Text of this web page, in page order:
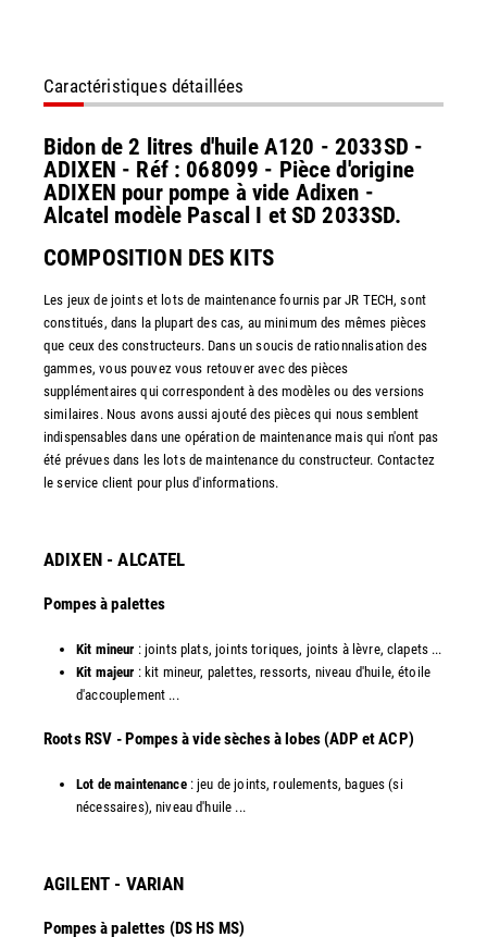
Caractéristiques détaillées
Bidon de 2 litres d'huile A120 - 2033SD -
ADIXEN - Réf : 068099 - Pièce d'origine
ADIXEN pour pompe à vide Adixen -
Alcatel modèle Pascal I et SD 2033SD.
COMPOSITION DES KITS
Les jeux de joints et lots de maintenance fournis par JR TECH, sont
constitués, dans la plupart des cas, au minimum des mêmes pièces
que ceux des constructeurs. Dans un soucis de rationnalisation des
gammes, vous pouvez vous retouver avec des pièces
supplémentaires qui correspondent à des modèles ou des versions
similaires. Nous avons aussi ajouté des pièces qui nous semblent
indispensables dans une opération de maintenance mais qui n'ont pas
été prévues dans les lots de maintenance du constructeur. Contactez
le service client pour plus d'informations.
ADIXEN - ALCATEL
Pompes à palettes
Kit mineur : joints plats, joints toriques, joints à lèvre, clapets ...
Kit majeur : kit mineur, palettes, ressorts, niveau d'huile, étoile
d'accouplement ...​
​Roots RSV - Pompes à vide sèches à lobes (ADP et ACP)
Lot de maintenance: jeu de joints, roulements, bagues (si
nécessaires), niveau d'huile ...​
AGILENT - VARIAN
Pompes à palettes (DS HS MS)